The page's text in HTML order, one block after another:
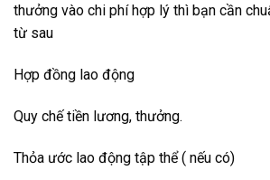
thưởng vào chi phí hợp lý thì bạn cần
từ sau
Hợp đồng lao động
Quy chế tiền lương, thưởng.
Thỏa ước lao động tập thể ( nếu có)